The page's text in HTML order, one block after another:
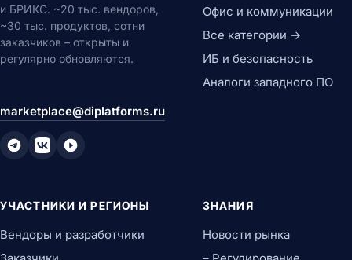
и БРИКС. ~20 тыс. вендоров,
~30 тыс. продуктов, сотни
заказчиков – открыты и
регулярно обновляются.
marketplace@diplatforms.ru
Офис и коммуникации
Все категории →
ИБ и безопасность
Аналоги западного ПО
УЧАСТНИКИ И РЕГИОНЫ
Вендоры и разработчики
ЗНАНИЯ
Новости рынка